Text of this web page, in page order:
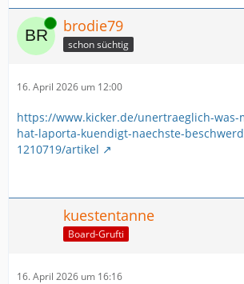
Online brodie79
schon süchtig
16. April 2026 um 12:00
https://www.kicker.de/unertraeglich-was-
hat-laporta-kuendigt-naechste-
1210719/artikel
kuestentanne
Board-Grufti
16. April 2026 um 16:16